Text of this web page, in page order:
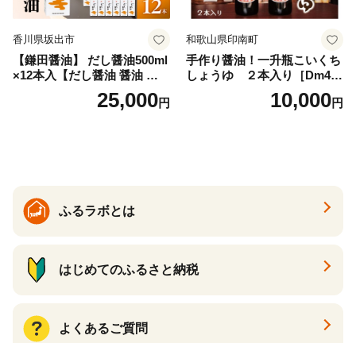
香川県坂出市
【鎌田醤油】 だし醤油500ml
×12本入【だし醤油 醤油 人気
おすすめ 人気だし醤油 出汁
25,000円
和歌山県印南町
手作り醤油！一升瓶こいくち
しょうゆ ２本入り［Dm4］
｜手作り 醤油 和歌山県 印南
町 一升瓶 こいくちしょうゆ
10,000円
ふるラボとは
はじめてのふるさと納税
よくあるご質問